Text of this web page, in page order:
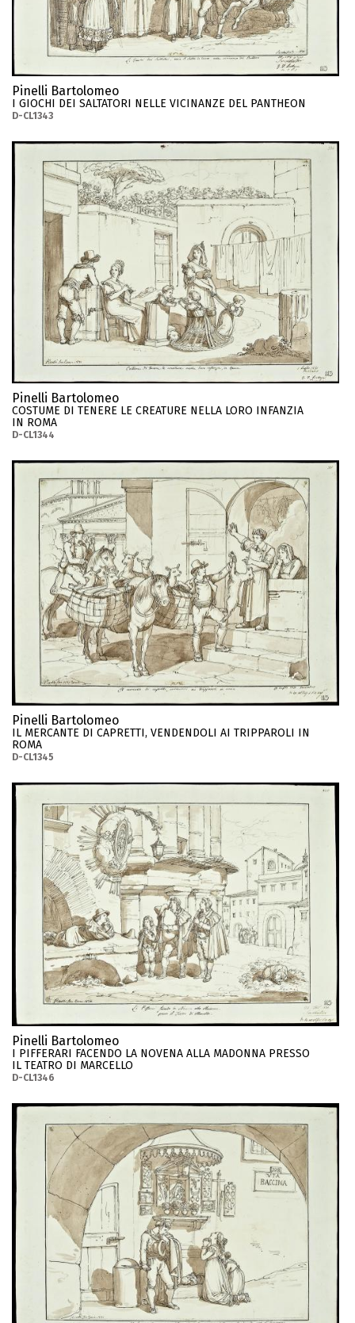
Pinelli Bartolomeo
I GIOCHI DEI SALTATORI NELLE VICINANZE DEL PANTHEON
D-CL1343
Pinelli Bartolomeo
COSTUME DI TENERE LE CREATURE NELLA LORO INFANZIA
IN ROMA
D-CL1344
Pinelli Bartolomeo
IL MERCANTE DI CAPRETTI, VENDENDOLI AI TRIPPAROLI IN
ROMA
D-CL1345
Pinelli Bartolomeo
I PIFFERARI FACENDO LA NOVENA ALLA MADONNA PRESSO
IL TEATRO DI MARCELLO
D-CL1346